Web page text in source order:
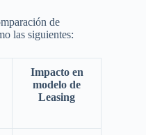
de
las siguientes:
Impacto en
modelo de
Leasing